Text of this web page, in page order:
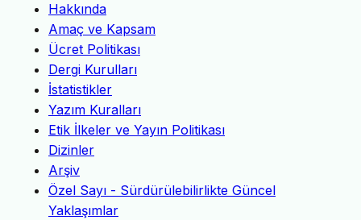
Hakkında
Amaç ve Kapsam
Ücret Politikası
Dergi Kurulları
İstatistikler
Yazım Kuralları
Etik İlkeler ve Yayın Politikası
Dizinler
Arşiv
Özel Sayı - Sürdürülebilirlikte Güncel
Yaklaşımlar